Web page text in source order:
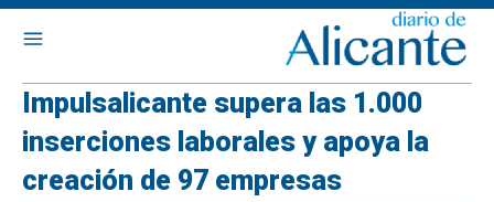
Impulsalicante supera las 1.000
inserciones laborales y apoya la
creación de 97 empresas